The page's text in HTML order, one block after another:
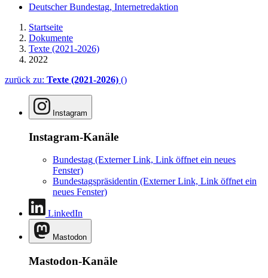
Deutscher Bundestag, Internetredaktion
Startseite
Dokumente
Texte (2021-2026)
2022
zurück zu: Texte (2021-2026) ()
Instagram
Instagram-Kanäle
Bundestag (Externer Link, Link öffnet ein neues
Fenster)
Bundestagspräsidentin (Externer Link, Link öffnet ein
neues Fenster)
LinkedIn
Mastodon
Mastodon-Kanäle